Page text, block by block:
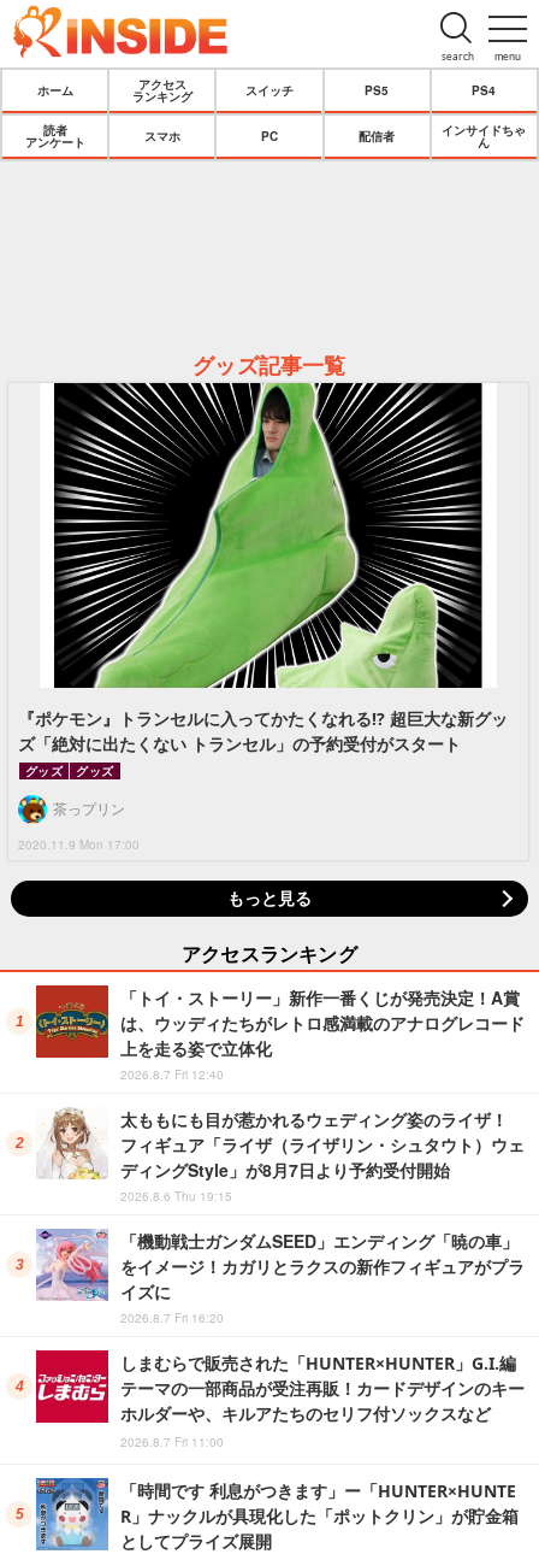
menu
search
ホーム
アクセス
ランキング
スイッチ PS5 PS4
読者
アンケート
スマホ PC 配信者
インサイドちゃ
ん
グッズ記事一覧
『ポケモン』トランセルに入ってかたくなれる!? 超巨大な新グッ
ズ「絶対に出たくない トランセル」の予約受付がスタート
グッズ グッズ
2020.11.9 Mon 17:00
茶っプリン
もっと見る
アクセスランキング
「トイ・ストーリー」新作一番くじが発売決定！A賞
は、ウッディたちがレトロ感満載のアナログレコード
上を走る姿で立体化
2026.8.7 Fri 12:40
太ももにも目が惹かれるウェディング姿のライザ！
フィギュア「ライザ（ライザリン・シュタウト）ウェ
ディングStyle」が8月7日より予約受付開始
2026.8.6 Thu 19:15
「機動戦士ガンダムSEED」エンディング「暁の車」
をイメージ！カガリとラクスの新作フィギュアがプラ
イズに
2026.8.7 Fri 16:20
しまむらで販売された「HUNTER×HUNTER」G.I.編
テーマの一部商品が受注再販！カードデザインのキー
ホルダーや、キルアたちのセリフ付ソックスなど
2026.8.7 Fri 11:00
「時間です 利息がつきます」ー「HUNTER×HUNTE
R」ナックルが具現化した「ポットクリン」が貯金箱
としてプライズ展開